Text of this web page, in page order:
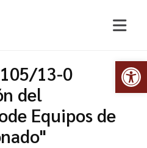
105/13-0
del
Equipos de